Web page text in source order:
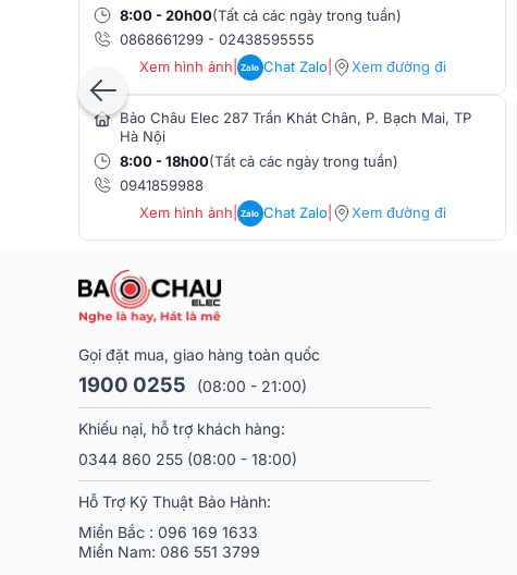
8:00 - 20h00(Tất cả các ngày trong tuần)
0868661299 - 02438595555
Xem hình ảnh
Zalo Chat Zalo| Xem đường đi
Bảo Châu Elec 287 Trần Khát Chân, P. Bạch Mai, TP
Hà Nội
8:00 - 18h00(Tất cả các ngày trong tuần)
0941859988
Xem hình ảnh
Zalo Chat Zalo| Xem đường đi
Gọi đặt mua, giao hàng toàn quốc
1900 0255 (08:00 - 21:00)
Khiếu nại, hỗ trợ khách hàng:
0344 860 255 (08:00 - 18:00)
Hỗ Trợ Kỹ Thuật Bảo Hành:
Miền Bắc : 096 169 1633
Miền Nam: 086 551 3799